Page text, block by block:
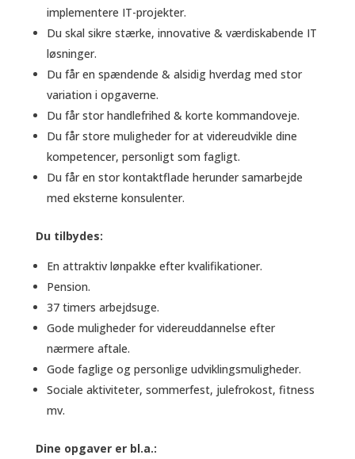
implementere IT-projekter.
Du skal sikre stærke, innovative & værdiskabende IT
løsninger.
Du får en spændende & alsidig hverdag med stor
variation i opgaverne.
Du får stor handlefrihed & korte kommandoveje.
Du får store muligheder for at videreudvikle dine
kompetencer, personligt som fagligt.
Du får en stor kontaktflade herunder samarbejde
med eksterne konsulenter.
Du tilbydes:
En attraktiv lønpakke efter kvalifikationer.
Pension.
37 timers arbejdsuge.
Gode muligheder for videreuddannelse efter
nærmere aftale.
Gode faglige og personlige udviklingsmuligheder.
Sociale aktiviteter, sommerfest, julefrokost, fitness
mv.
Dine opgaver er bl.a.: